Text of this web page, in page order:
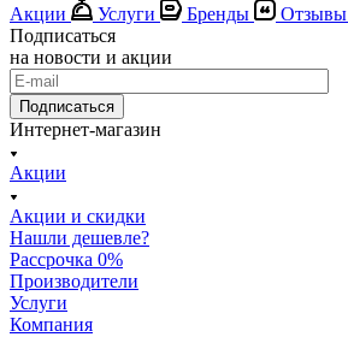
Акции
Услуги Бренды Отзывы
Подписаться
на новости и акции
Подписаться
Интернет-магазин
Акции
Акции и скидки
Нашли дешевле?
Рассрочка 0%
Производители
Услуги
Компания